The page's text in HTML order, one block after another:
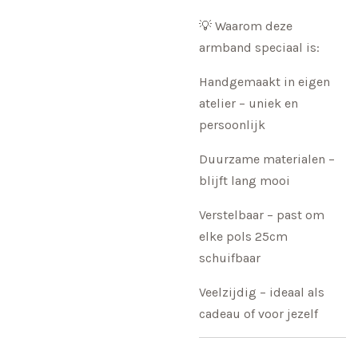
💡 Waarom deze
armband speciaal is:
Handgemaakt in eigen
atelier – uniek en
persoonlijk
Duurzame materialen –
blijft lang mooi
Verstelbaar – past om
elke pols 25cm
schuifbaar
Veelzijdig – ideaal als
cadeau of voor jezelf